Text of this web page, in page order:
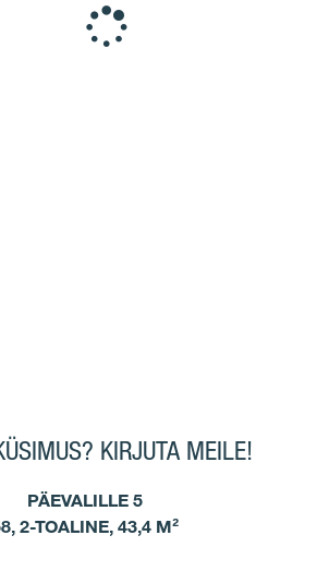
KIRJUTA MEILE!
PÄEVALILLE 5
2-TOALINE, 43,4 M²